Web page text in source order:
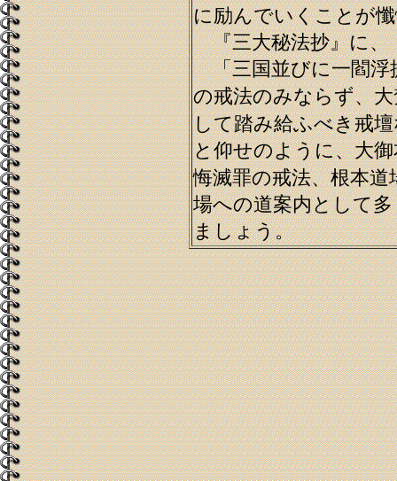
に励んでいくことが
『三大秘法抄』に、
「三国並びに一閻浮
の戒法のみならず、
して踏み給ふべき戒
と仰せのように、大御
悔滅罪の戒法、根本
場への道案内として
ましょう。